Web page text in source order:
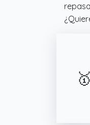
🥇